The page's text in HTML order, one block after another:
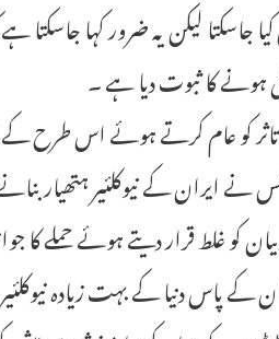
جاسکتا لیکن یہ ضرور کہا جاسکتا
ہونے کا ثبوت دیا ہے ۔
کو عام کرتے ہوئے اس طرح
نے ایران کے نیوکلئیر ہتھیار
کو غلط قرار دیتے ہوئے حملے
کے پاس دنیا کے بہت زیادہ